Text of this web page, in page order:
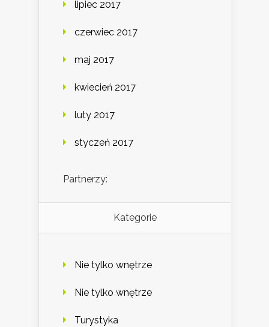
lipiec 2017
czerwiec 2017
maj 2017
kwiecień 2017
luty 2017
styczeń 2017
Partnerzy:
Kategorie
Nie tylko wnętrze
Nie tylko wnętrze
Turystyka